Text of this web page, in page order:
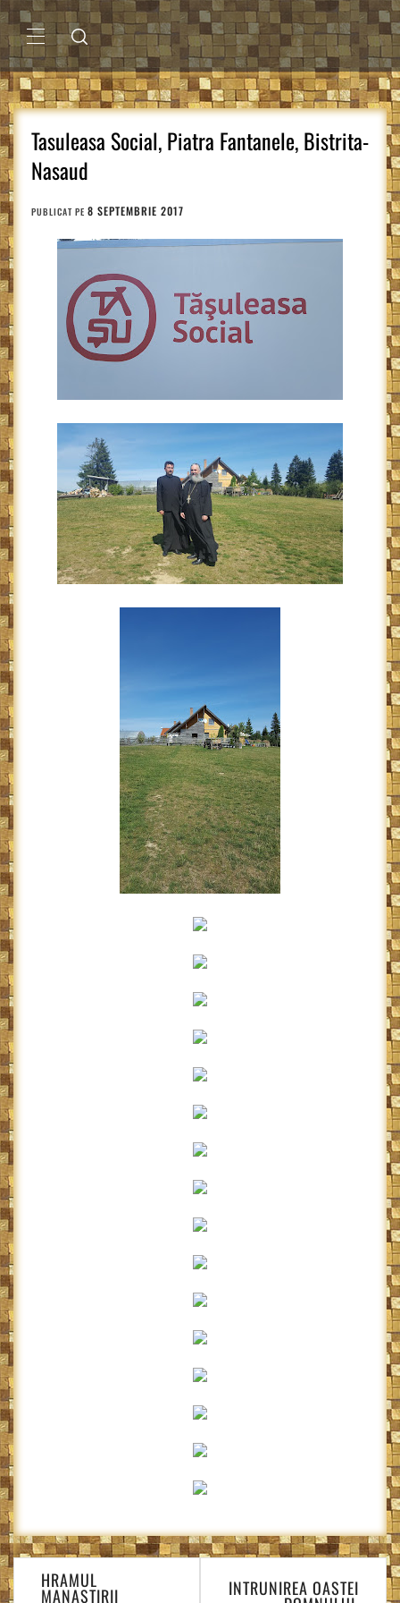
Sari
la
conținutMENIU
PRINCIPAL
Tasuleasa Social, Piatra Fantanele, Bistrita-
Nasaud
PUBLICAT PE 8 SEPTEMBRIE 2017
Navigare
în HRAMUL
MANASTIRII INTRUNIREA OASTEI